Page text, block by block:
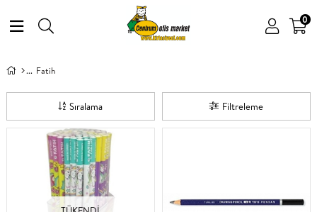
0
Fatih
Filtreleme
Sıralama